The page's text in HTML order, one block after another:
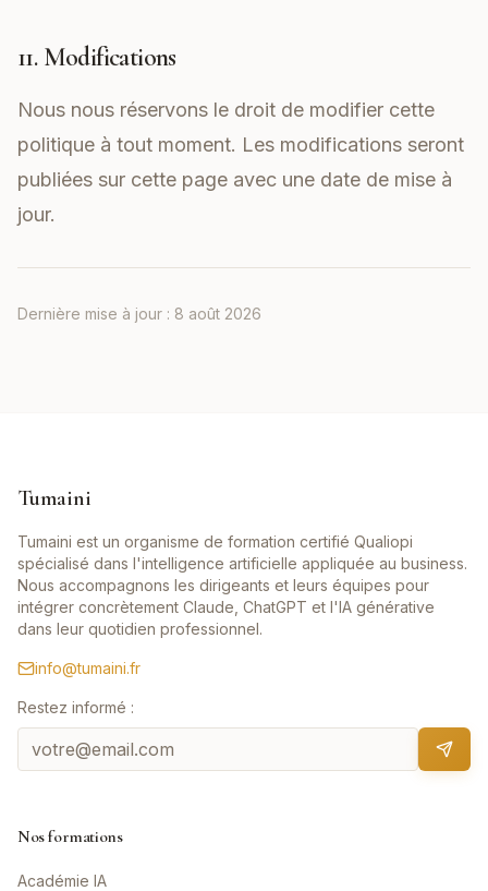
11. Modifications
Nous nous réservons le droit de modifier cette
politique à tout moment. Les modifications seront
publiées sur cette page avec une date de mise à
jour.
Dernière mise à jour : 8 août 2026
Tumaini
Tumaini est un organisme de formation certifié Qualiopi
spécialisé dans l'intelligence artificielle appliquée au business.
Nous accompagnons les dirigeants et leurs équipes pour
intégrer concrètement Claude, ChatGPT et l'IA générative
dans leur quotidien professionnel.
info@tumaini.fr
Restez informé :
Nos formations
Académie IA